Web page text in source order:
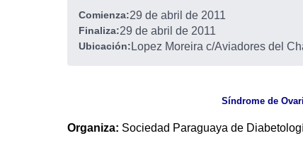
Comienza:29 de abril de 2011
Finaliza:29 de abril de 2011
Ubicación: Lopez Moreira c/Aviadores del
Síndrome de
Organiza: Sociedad Paraguaya de